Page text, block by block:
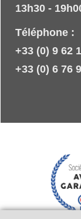
13h30 -
Téléphone :
+33 (0) 9 62
+33 (0) 6 76